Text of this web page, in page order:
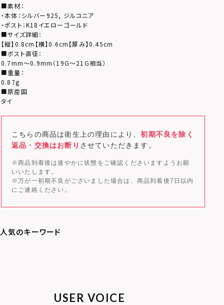
■素材：
・本体：シルバー925, ジルコニア
・ポスト：K18イエローゴールド
■サイズ詳細：
【縦】0.8cm【横】0.6cm【厚み】0.45cm
■ポスト直径：
0.7mm～0.9mm（19G～21G相当）
■重量：
0.87g
■原産国
タイ
こちらの商品は衛生上の理由により、初期不良を除く
返品・交換はお断り させていただきます。
※商品到着後は速やかに状態をご確認くださいますようお願
いいたします。
※万が一初期不良がございました場合は、商品到着後7日以内
にご連絡ください。
USER VOICE